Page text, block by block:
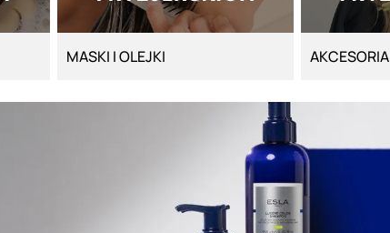
MASKI I OLEJKI AKCESORIA